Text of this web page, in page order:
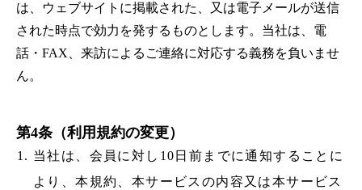
は、ウェブサイトに掲載された、又は電子メールが送信
された時点で効力を発するものとします。当社は、電
話・FAX、来訪によるご連絡に対応する義務を負いませ
ん。
第4条（利用規約の変更）
当社は、会員に対し10日前までに通知することに
より、本規約、本サービスの内容又は本サービス